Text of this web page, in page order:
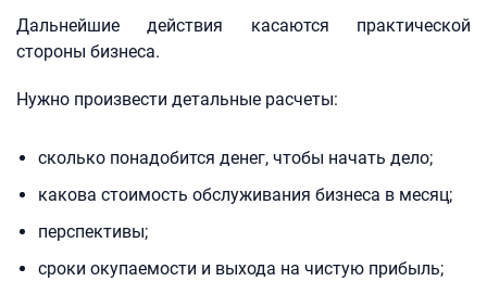
Дальнейшие действия касаются практической
стороны бизнеса.
Нужно произвести детальные расчеты:
сколько понадобится денег, чтобы начать дело;
какова стоимость обслуживания бизнеса в месяц;
перспективы;
сроки окупаемости и выхода на чистую прибыль;